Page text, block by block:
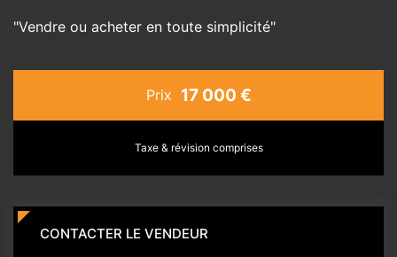
"Vendre ou acheter en toute simplicité"
Prix 17 000 €
Taxe & révision comprises
CONTACTER LE VENDEUR